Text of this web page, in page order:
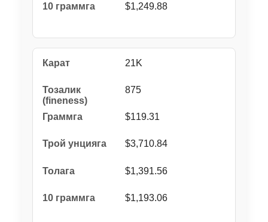
$1,249.88
21K
875
$119.31
$3,710.84
$1,391.56
$1,193.06